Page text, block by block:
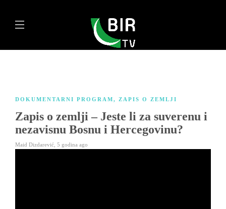
DOKUMENTARNI PROGRAM, ZAPIS O ZEMLJI
Zapis o zemlji – Jeste li za suverenu i
nezavisnu Bosnu i Hercegovinu?
Maid Dizdarević 5 godina ago